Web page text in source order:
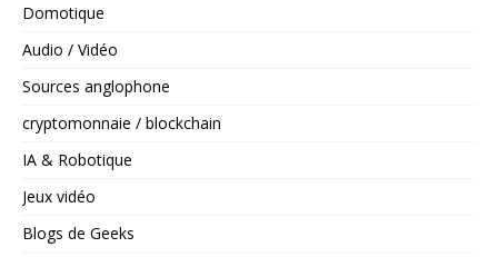
Domotique
Audio / Vidéo
Sources anglophone
cryptomonnaie / blockchain
IA & Robotique
Jeux vidéo
Blogs de Geeks